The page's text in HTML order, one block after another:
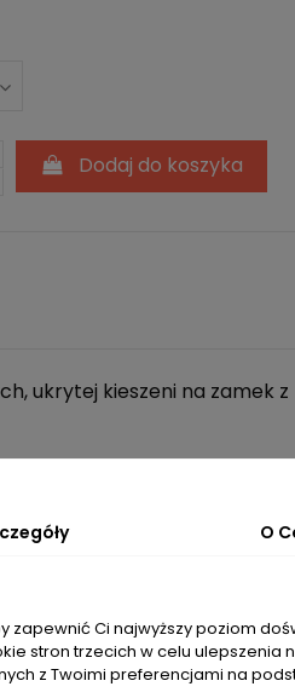
Dodaj do koszyka
ukrytej kieszeni na zamek
O
zapewnić Ci najwyższy poziom
stron trzecich w celu ulepszenia
z Twoimi preferencjami na